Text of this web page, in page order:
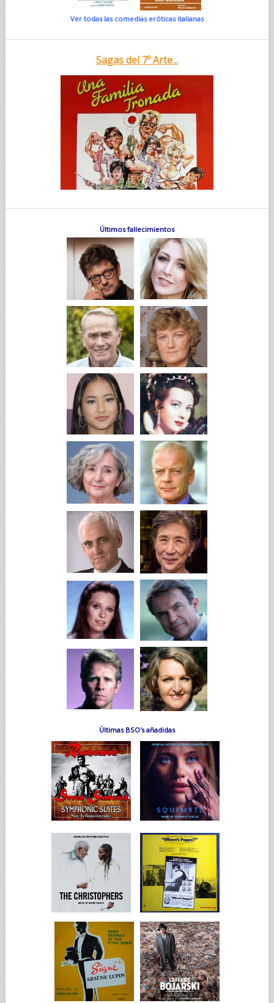
Ver todas las comedias eróticas italianas
Sagas del 7º Arte...
Últimos fallecimientos
Últimas BSO's añadidas